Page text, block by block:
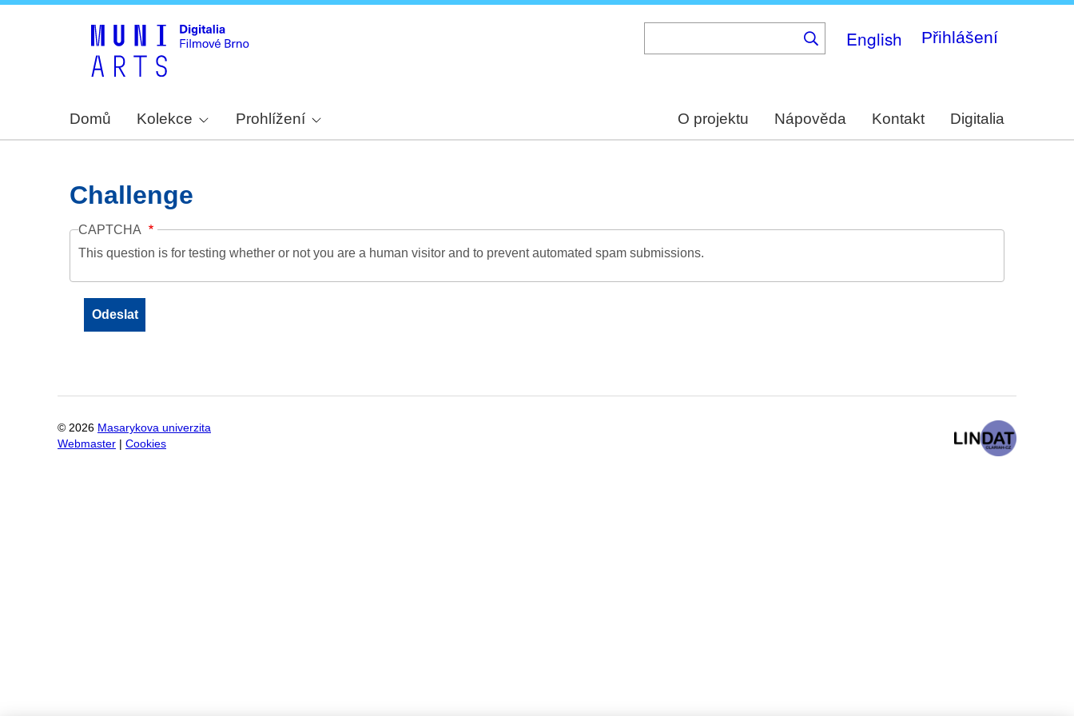
English Přihlášení
Domů Kolekce Prohlížení O projektu Nápověda Kontakt Digitalia
Challenge
CAPTCHA
This question is for testing whether or not you are a human visitor and to prevent automated spam submissions.
© 2026 Masarykova univerzita
Webmaster
Cookies